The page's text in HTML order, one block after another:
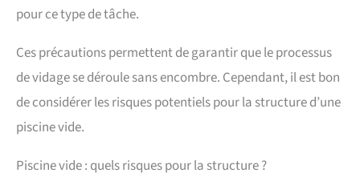
pour ce type de tâche.
Ces précautions permettent de garantir que le processus
de vidage se déroule sans encombre. Cependant, il est bon
de considérer les risques potentiels pour la structure d’une
piscine vide.
Piscine vide : quels risques pour la structure ?